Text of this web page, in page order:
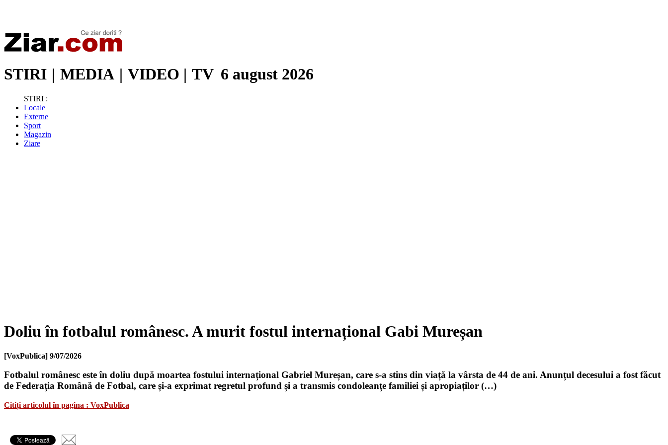
STIRI | MEDIA | VIDEO | TV 6 august 2026
STIRI :
Locale
Externe
Sport
Magazin
Ziare
Doliu în fotbalul românesc. A murit fostul internațional Gabi Mureșan
[VoxPublica] 9/07/2026
Fotbalul românesc este în doliu după moartea fostului internațional Gabriel Mureșan, care s-a stins din viață la vârsta de 44 de ani. Anunțul decesului a fost făcut
de Federația Română de Fotbal, care și-a exprimat regretul profund și a transmis condoleanțe familiei și apropiaților (…)
Citiți articolul în pagina : VoxPublica